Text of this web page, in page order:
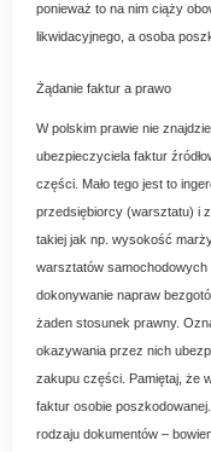
ponieważ to na nim ciąży
likwidacyjnego, a osoba
Żądanie faktur a prawo
W polskim prawie nie
ubezpieczyciela faktur
części. Mało tego jest to
przedsiębiorcy (warsztatu) i
takiej jak np. wysokość marży
warsztatów
dokonywanie napraw
żaden stosunek prawny.
okazywania przez nich
zakupu części. Pamiętaj, że
faktur osobie
rodzaju dokumentów –